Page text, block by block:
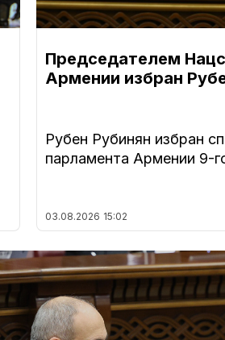
Председателем
Армении избран
Рубен Рубинян избран
парламента Армении 9-
03.08.2026 15:02